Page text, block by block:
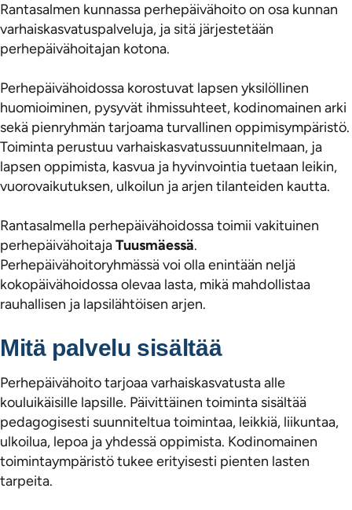
Rantasalmen kunnassa perhepäivähoito on osa kunnan
varhaiskasvatuspalveluja, ja sitä järjestetään
perhepäivähoitajan kotona.
Perhepäivähoidossa korostuvat lapsen yksilöllinen
huomioiminen, pysyvät ihmissuhteet, kodinomainen arki
sekä pienryhmän tarjoama turvallinen oppimisympäristö.
Toiminta perustuu varhaiskasvatussuunnitelmaan, ja
lapsen oppimista, kasvua ja hyvinvointia tuetaan leikin,
vuorovaikutuksen, ulkoilun ja arjen tilanteiden kautta.
Rantasalmella perhepäivähoidossa toimii vakituinen
perhepäivähoitajaTuusmäessä.
Perhepäivähoitoryhmässä voi olla enintään neljä
kokopäivähoidossa olevaa lasta, mikä mahdollistaa
rauhallisen ja lapsilähtöisen arjen.
Mitä palvelu sisältää
Perhepäivähoito tarjoaa varhaiskasvatusta alle
kouluikäisille lapsille. Päivittäinen toiminta sisältää
pedagogisesti suunniteltua toimintaa, leikkiä, liikuntaa,
ulkoilua, lepoa ja yhdessä oppimista. Kodinomainen
toimintaympäristö tukee erityisesti pienten lasten
tarpeita.